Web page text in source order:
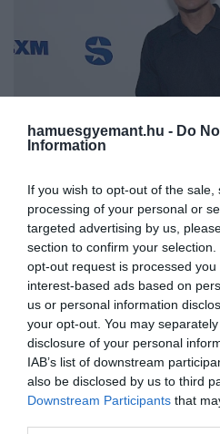
hamuesgyemant.hu - Do
Information
If you wish to opt-out of the
processing of your personal or
targeted advertising by us,
section to confirm your
opt-out request is processed
interest-based ads based on
us or personal information
your opt-out. You may
disclosure of your personal
IAB’s list of downstream
also be disclosed by us to third
Downstream Participants that
Fotó:Jamie McCarthy/Getty
Ez is érdekelhet!
A Gyűrűk Ura
visszavonult-e a